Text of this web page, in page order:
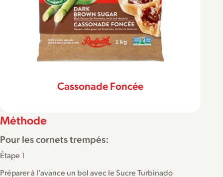
Cassonade Foncée
Méthode
Pour les cornets trempés:
Étape 1
Préparer à l’avance un bol avec le Sucre Turbinado